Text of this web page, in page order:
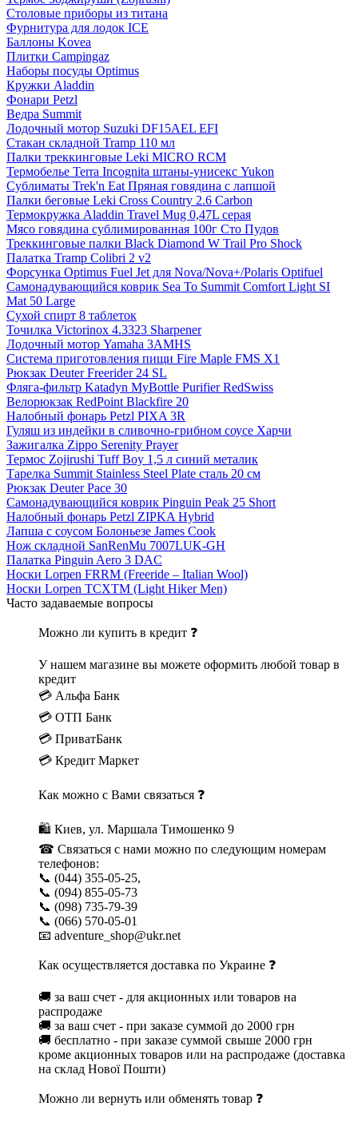
Столовые приборы из титана
Фурнитура для лодок ICE
Баллоны Kovea
Плитки Campingaz
Наборы посуды Optimus
Кружки Aladdin
Фонари Petzl
Ведра Summit
Лодочный мотор Suzuki DF15AEL EFI
Стакан складной Tramp 110 мл
Палки треккинговые Leki MICRO RCM
Термобелье Terra Incognita штаны-унисекс Yukon
Сублиматы Trek'n Eat Пряная говядина с лапшой
Палки беговые Leki Cross Country 2.6 Carbon
Термокружка Aladdin Travel Mug 0,47L серая
Мясо говядина сублимированная 100г Сто Пудов
Треккинговые палки Black Diamond W Trail Pro Shock
Палатка Tramp Colibri 2 v2
Форсунка Optimus Fuel Jet для Nova/Nova+/Polaris Optifuel
Самонадувающийся коврик Sea To Summit Comfort Light SI
Mat 50 Large
Сухой спирт 8 таблеток
Точилка Victorinox 4.3323 Sharpener
Лодочный мотор Yamaha 3AMHS
Система приготовления пищи Fire Maple FMS X1
Рюкзак Deuter Freerider 24 SL
Фляга-фильтр Katadyn MyBottle Purifier RedSwiss
Велорюкзак RedPoint Blackfire 20
Налобный фонарь Petzl PIXA 3R
Гуляш из индейки в сливочно-грибном соусе Харчи
Зажигалка Zippo Serenity Prayer
Термос Zojirushi Tuff Boy 1,5 л синий металик
Тарелка Summit Stainless Steel Plate сталь 20 см
Рюкзак Deuter Pace 30
Самонадувающийся коврик Pinguin Peak 25 Short
Налобный фонарь Petzl ZIPKA Hybrid
Лапша с соусом Болоньезе James Cook
Нож складной SanRenMu 7007LUK-GH
Палатка Pinguin Aero 3 DAC
Носки Lorpen FRRM (Freeride – Italian Wool)
Носки Lorpen TCXTM (Light Hiker Men)
Часто задаваемые вопросы
Можно ли купить в кредит ❓
У нашем магазине вы можете оформить любой товар в
кредит
💳 Альфа Банк
💳 ОТП Банк
💳 ПриватБанк
💳 Кредит Маркет
Как можно с Вами связаться ❓
🛍 Киев, ул. Маршала Тимошенко 9
☎ Связаться с нами можно по следующим номерам
телефонов:
📞 (044) 355-05-25,
📞 (094) 855-05-73
📞 (098) 735-79-39
📞 (066) 570-05-01
📧 adventure_shop@ukr.net
Как осуществляется доставка по Украине ❓
🚚 за ваш счет - для акционных или товаров на
распродаже
🚚 за ваш счет - при заказе суммой до 2000 грн
🚚 бесплатно - при заказе суммой свыше 2000 грн
кроме акционных товаров или на распродаже (доставка
на склад Нової Пошти)
Можно ли вернуть или обменять товар ❓